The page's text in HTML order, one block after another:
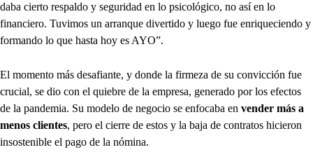
daba cierto respaldo y seguridad en lo psicológico, no así en lo
financiero. Tuvimos un arranque divertido y luego fue enriqueciendo y
formando lo que hasta hoy es AYO”.
El momento más desafiante, y donde la firmeza de su convicción fue
crucial, se dio con el quiebre de la empresa, generado por los efectos
de la pandemia. Su modelo de negocio se enfocaba en vender más a
menos clientes, pero el cierre de estos y la baja de contratos hicieron
insostenible el pago de la nómina.